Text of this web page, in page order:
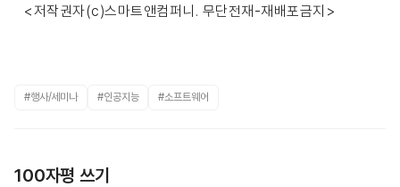
<저작권자(c)스마트앤컴퍼니. 무단전재-재배포금지>
#행사/세미나 #인공지능 #소프트웨어
100자평 쓰기